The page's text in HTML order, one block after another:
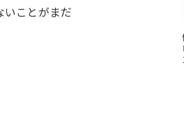
ル全国一斉進学調査
新生活お役立
ことがまだ